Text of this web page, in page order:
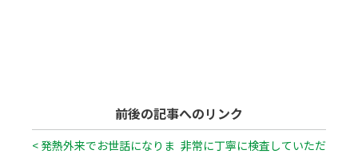
前後の記事へのリンク
< 発熱外来でお世話になりま 非常に丁寧に検査していただ